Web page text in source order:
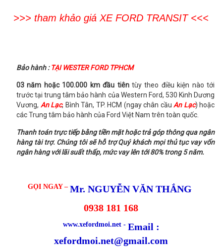
>>> tham khảo giá XE FORD TRANSIT <<<
Bảo hành:TẠI WESTER FORD TPHCM
03 năm hoặc 100.000 km đầu tiêntùy theo điều kiện nào tới
trước tại trung tâm bảo hành của Western Ford, 530 Kinh Dương
Vương, An Lạc, Bình Tân, TP. HCM (ngay chân cầu An Lạc) hoặc
các Trung tâm bảo hành của Ford Việt Nam trên toàn quốc.
Thanh toán trực tiếp bằng tiền mặt hoặc trả góp thông qua ngân
hàng tài trợ. Chúng tôi sẽ hỗ trợ Quý khách mọi thủ tục vay vốn
ngân hàng với lãi suất thấp, mức vay lên tới 80% trong 5 năm.
GỌI NGAY – Mr. NGUYỄN VĂN THẮNG
0938 181 168
www.xefordmoi.net - Email :
xefordmoi.net@gmail.com